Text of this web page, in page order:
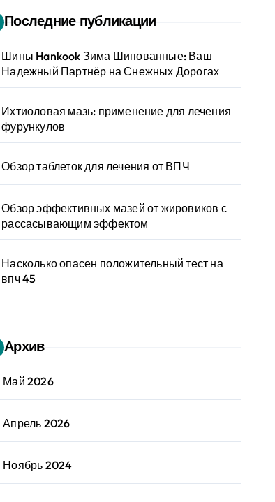
Последние публикации
Шины Hankook Зима Шипованные: Ваш
Надежный Партнёр на Снежных Дорогах
Ихтиоловая мазь: применение для лечения
фурункулов
Обзор таблеток для лечения от ВПЧ
Обзор эффективных мазей от жировиков с
рассасывающим эффектом
Насколько опасен положительный тест на
впч 45
Архив
Май 2026
Апрель 2026
Ноябрь 2024